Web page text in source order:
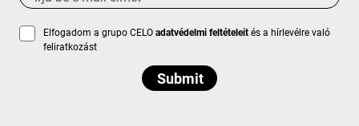
Elfogadom a grupo CELOadatvédelmi feltételeit és a hírlevélre való
feliratkozást